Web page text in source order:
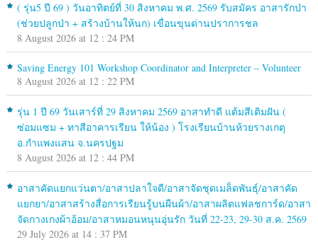
( รุ่น5 ปี 69 ) วันอาทิตย์ที่ 30 สิงหาคม พ.ศ. 2569 รับสมัคร อาสารักป่า
(ช่วยปลูกป่า + สร้างบ้านให้นก) เขื่อนขุนด่านปราการชล
8 August 2026 at 12 : 24 PM
Saving Energy 101 Workshop Coordinator and Interpreter – Volunteer
8 August 2026 at 12 : 22 PM
รุ่น 1 ปี 69 วันเสาร์ที่ 29 สิงหาคม 2569 อาสาทำดี แต้มสีเติมฝัน (
ซ่อมแซม + ทาสีอาคารเรียน ให้น้อง ) โรงเรียนบ้านห้วยรางเกตุ
อ.กำแพงแสน จ.นครปฐม
8 August 2026 at 12 : 44 PM
อาสาคัดแยกแว่นตา/อาสาปลาใจดี/อาสาจัดชุดเมล็ดพันธุ์/อาสาคัด
แยกยา/อาสาสร้างสื่อการเรียนรู้บนผืนผ้า/อาสาผลิตแฟลชการ์ด/อาสา
จัดกางเกงผ้าอ้อม/อาสาหมอนหนุนอุ่นรัก วันที่ 22-23, 29-30 ส.ค. 2569
29 July 2026 at 14 : 37 PM